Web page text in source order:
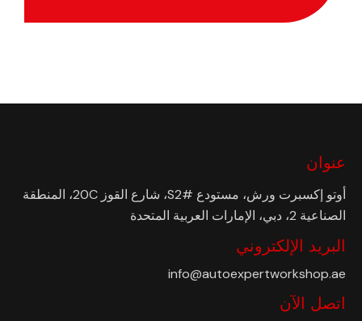
عنوان
أوتو إكسبرت ورش، مستودع #S2، شارع القوز 20C، المنطقة
الصناعية 2، دبي، الإمارات العربية المتحدة
البريد الإلكتروني
info@autoexpertworkshop.ae
اتصل الآن